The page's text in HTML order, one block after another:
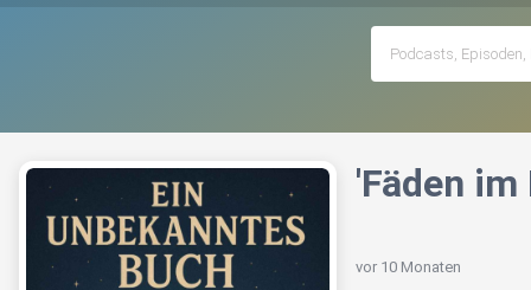
'Fäden
vor 10 Monaten